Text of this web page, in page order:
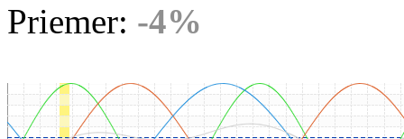
Priemer: -4%